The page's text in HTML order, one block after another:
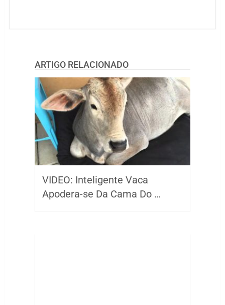
ARTIGO RELACIONADO
VIDEO: Inteligente Vaca
Apodera-se Da Cama Do …